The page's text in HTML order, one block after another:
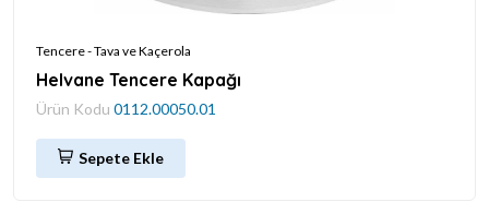
Tencere - Tava ve Kaçerola
Helvane Tencere Kapağı
Ürün Kodu 0112.00050.01
Sepete Ekle